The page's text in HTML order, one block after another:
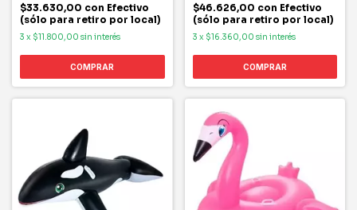
$33.630,00 con Efectivo
(sólo para retiro por local)
3 x $11.800,00 sin interés
$46.626,00 con Efectivo
(sólo para retiro por local)
3 x $16.360,00 sin interés